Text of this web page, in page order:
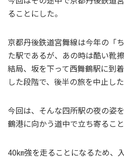
ることにした。
京都丹後鉄道宮舞線は今年の「
た駅であるが、あの時は酷い靴
結局、坂を下って西舞鶴駅に到
した段階で、後半の旅を中止した
今回は、そんな四所駅の夜の姿
鶴港に向かう道中で立ち寄るこ
40㎞強を走ることになるため、